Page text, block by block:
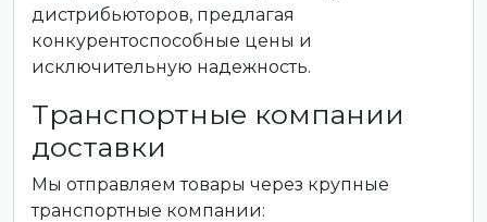
дистрибьюторов, предлагая
конкурентоспособные цены и
исключительную надежность.
Транспортные компании
доставки
Мы отправляем товары через крупные
транспортные компании: